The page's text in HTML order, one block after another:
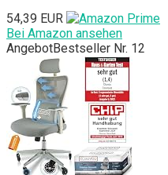
54,39 EUR
Bei Amazon ansehen
AngebotBestseller Nr. 12